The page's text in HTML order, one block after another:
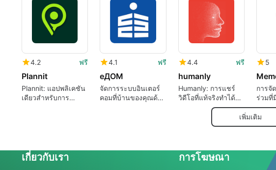
4.2 ฟรี
Plannit
Plannit: แอปพลิเคชัน
เดียวสำหรับการ
4.1 ฟรี
еДОМ
จัดการระบบอินเตอร์
คอมที่บ้านของคุณด้วย
4.4 ฟรี
humanly
Humanly: การแชร์
วิดีโอที่แท้จริงทำได้
5
การจั
ร่วมที่
ด้วย
เพิ่มเติม
เกี่ยวกับเรา การโฆษณา